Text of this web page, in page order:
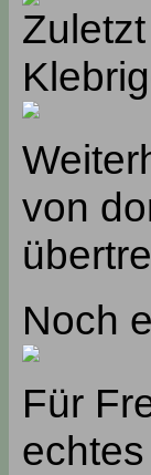
von
Noch
Für